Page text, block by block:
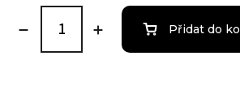
Přidat do